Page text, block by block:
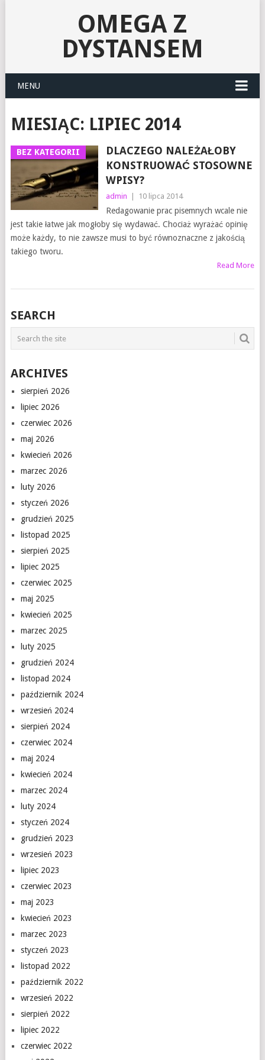
OMEGA Z
DYSTANSEM
MENU
MIESIĄC: LIPIEC 2014
BEZ KATEGORII
DLACZEGO NALEŻAŁOBY
KONSTRUOWAĆ STOSOWNE
WPISY?
admin 10 lipca 2014
Redagowanie prac pisemnych wcale nie
jest takie łatwe jak mogłoby się wydawać. Chociaż wyrażać opinię
może każdy, to nie zawsze musi to być równoznaczne z jakością
takiego tworu.
Read More
SEARCH
ARCHIVES
sierpień 2026
lipiec 2026
czerwiec 2026
maj 2026
kwiecień 2026
marzec 2026
luty 2026
styczeń 2026
grudzień 2025
listopad 2025
sierpień 2025
lipiec 2025
czerwiec 2025
maj 2025
kwiecień 2025
marzec 2025
luty 2025
grudzień 2024
listopad 2024
październik 2024
wrzesień 2024
sierpień 2024
czerwiec 2024
maj 2024
kwiecień 2024
marzec 2024
luty 2024
styczeń 2024
grudzień 2023
wrzesień 2023
lipiec 2023
czerwiec 2023
maj 2023
kwiecień 2023
marzec 2023
styczeń 2023
listopad 2022
październik 2022
wrzesień 2022
sierpień 2022
lipiec 2022
czerwiec 2022